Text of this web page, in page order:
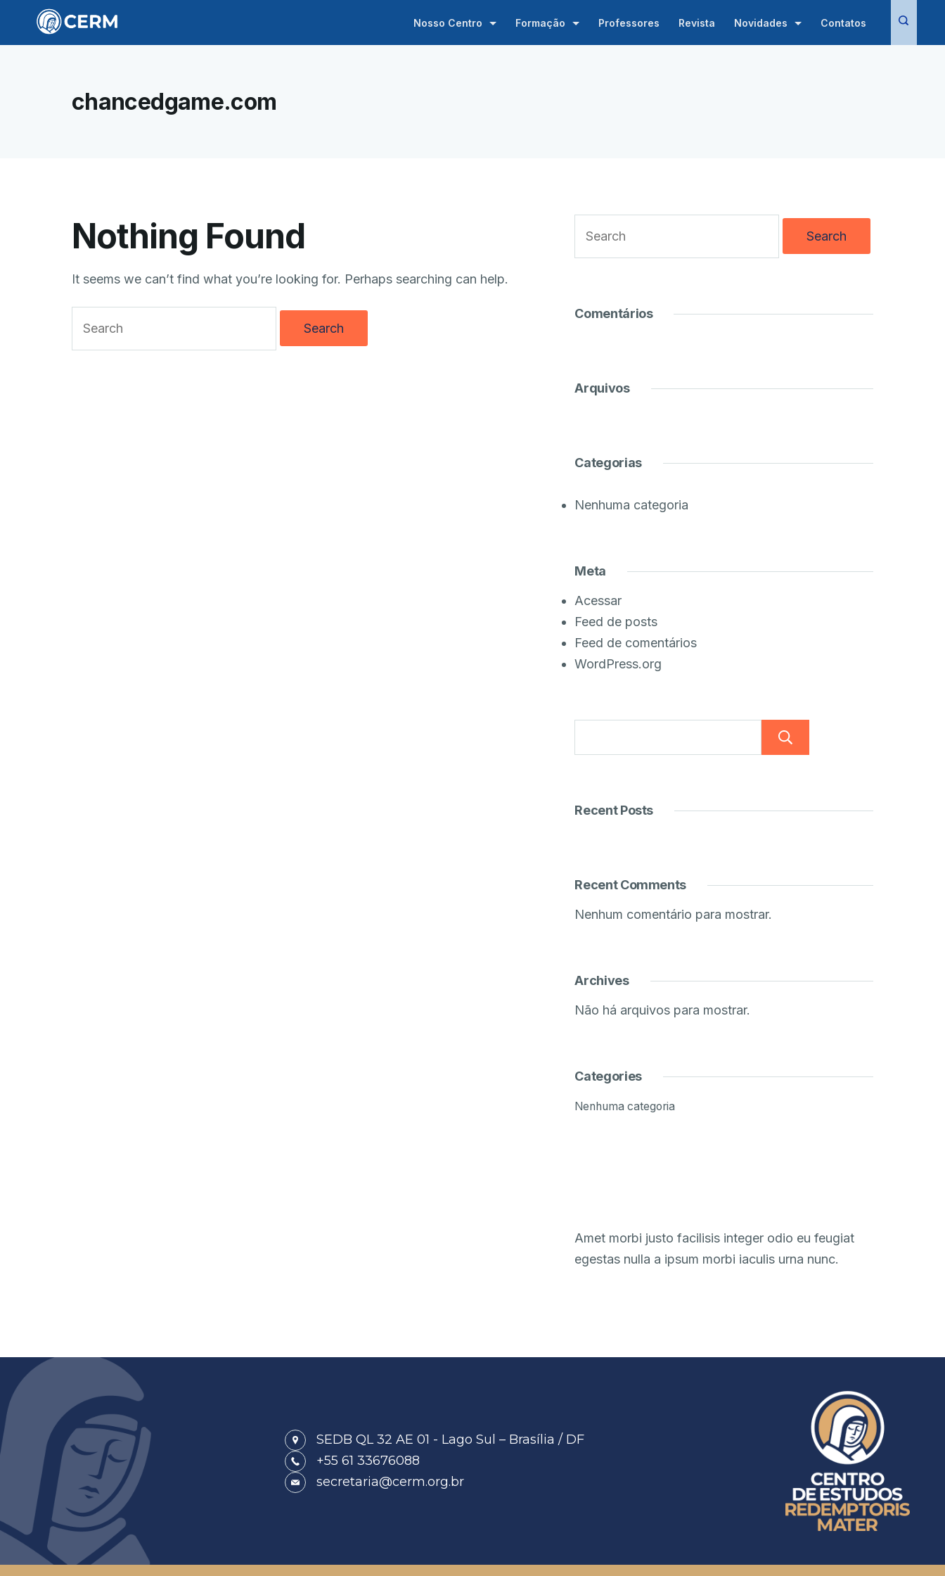
Nosso Centro Formação Professores Revista Novidades Contatos
chancedgame.com
Nothing Found
It seems we can’t find what you’re looking for. Perhaps searching can help.
Comentários
Arquivos
Categorias
Nenhuma categoria
Meta
Acessar
Feed de posts
Feed de comentários
WordPress.org
Recent Posts
Recent Comments
Nenhum comentário para mostrar.
Archives
Não há arquivos para mostrar.
Categories
Nenhuma categoria
Amet morbi justo facilisis integer odio eu feugiat
egestas nulla a ipsum morbi iaculis urna nunc.
SEDB QL 32 AE 01 - Lago Sul – Brasília / DF
+55 61 33676088
secretaria@cerm.org.br